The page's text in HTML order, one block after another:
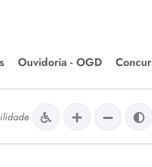
Ouvidoria - OGD
Meio Ambiente